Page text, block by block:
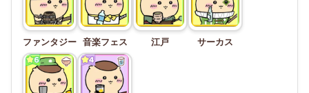
ファンタジー 音楽フェス 江戸 サーカス